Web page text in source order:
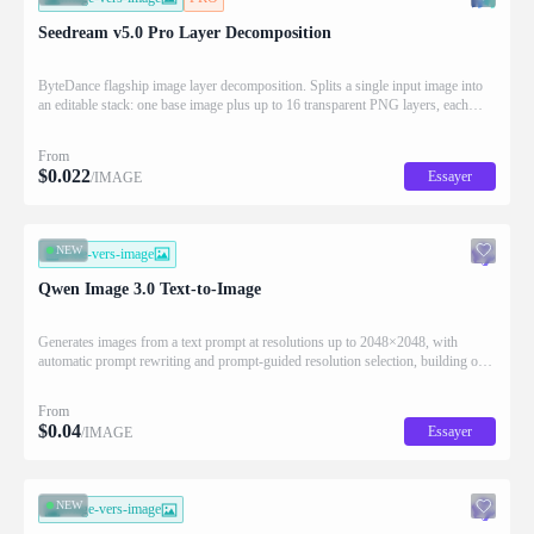
Seedream v5.0 Pro Layer Decomposition
ByteDance flagship image layer decomposition. Splits a single input image into
an editable stack: one base image plus up to 16 transparent PNG layers, each
From
$0.022/IMAGE Essayer
NEW
texte-vers-image
Qwen Image 3.0 Text-to-Image
Generates images from a text prompt at resolutions up to 2048×2048, with
automatic prompt rewriting and prompt-guided resolution selection, building on
From
$0.04/IMAGE Essayer
NEW
image-vers-image